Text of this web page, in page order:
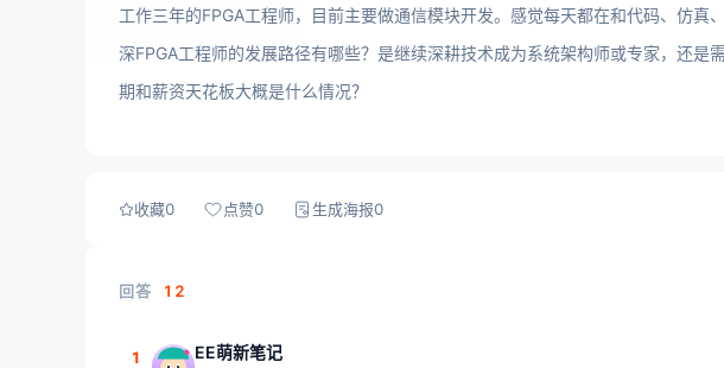
工作三年的FPGA工程师，目前主要做通信模块开发。感觉每天都在和代码、仿真
深FPGA工程师的发展路径有哪些？是继续深耕技术成为系统架构师或专家，还是
期和薪资天花板大概是什么情况？
收藏0 点赞0 生成海报0
回答 12
1 EE萌新笔记